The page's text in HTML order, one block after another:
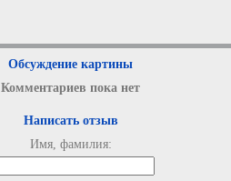
Обсуждение картины
Комментариев пока нет
Написать отзыв
Имя, фамилия: